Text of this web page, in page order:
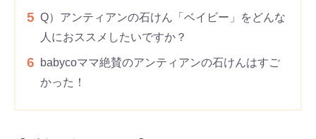
5 Q）アンティアンの石けん「ベイビー」をどんな
人におススメしたいですか？
6
babycoママ絶賛のアンティアンの石けんはすご
かった！